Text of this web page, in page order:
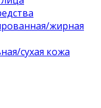
жирная
cухая кожа